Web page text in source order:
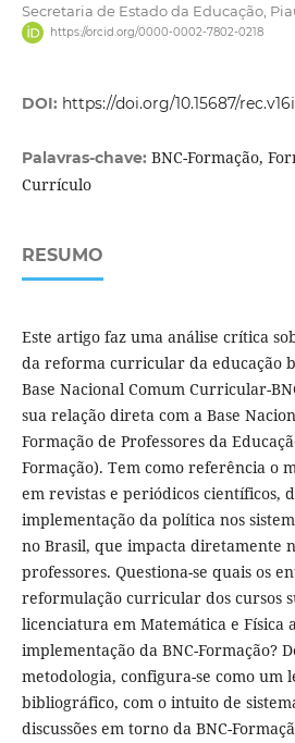
Secretaria de Estado da Educação,
https://orcid.org/0000-0002-7802-0218
DOI: https://doi.org/10.15687/
Palavras-chave: BNC-Formação,
Currículo
RESUMO
Este artigo faz uma análise crítica
da reforma curricular da educação
Base Nacional Comum Curricular-
sua relação direta com a Base
Formação de Professores da
Formação). Tem como referência o
em revistas e periódicos científicos,
implementação da política nos
no Brasil, que impacta diretamente
professores. Questiona-se quais os
reformulação curricular dos cursos
licenciatura em Matemática e Física
implementação da BNC-Formação?
metodologia, configura-se como um
bibliográfico, com o intuito de
discussões em torno da BNC-